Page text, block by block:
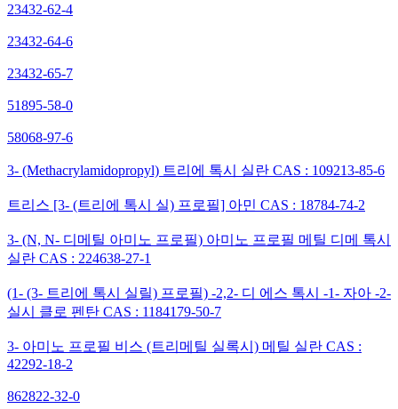
23432-62-4
23432-64-6
23432-65-7
51895-58-0
58068-97-6
3- (Methacrylamidopropyl) 트리에 톡시 실란 CAS : 109213-85-6
트리스 [3- (트리에 톡시 실) 프로필] 아민 CAS : 18784-74-2
3- (N, N- 디메틸 아미노 프로필) 아미노 프로필 메틸 디메 톡시
실란 CAS : 224638-27-1
(1- (3- 트리에 톡시 실릴) 프로필) -2,2- 디 에스 톡시 -1- 자아 -2-
실시 클로 펜탄 CAS : 1184179-50-7
3- 아미노 프로필 비스 (트리메틸 실록시) 메틸 실란 CAS :
42292-18-2
862822-32-0